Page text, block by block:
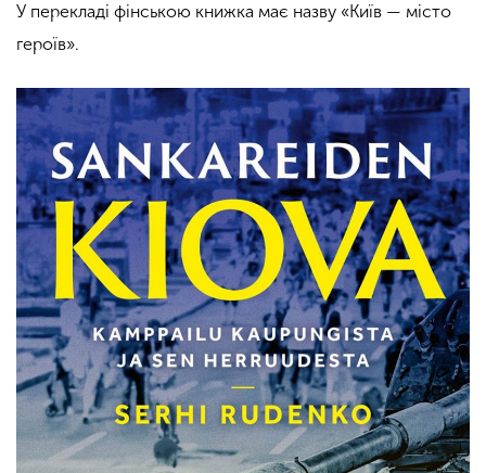
У перекладі фінською книжка має назву «Київ — місто
героїв».